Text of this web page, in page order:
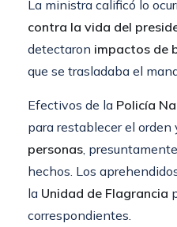
La ministra calificó lo
contra la vida del
detectaron impactos de
que se trasladaba el
Efectivos de la Policía
para restablecer el orden
personas,
hechos. Los
la Unidad de Flagrancia
correspondientes.